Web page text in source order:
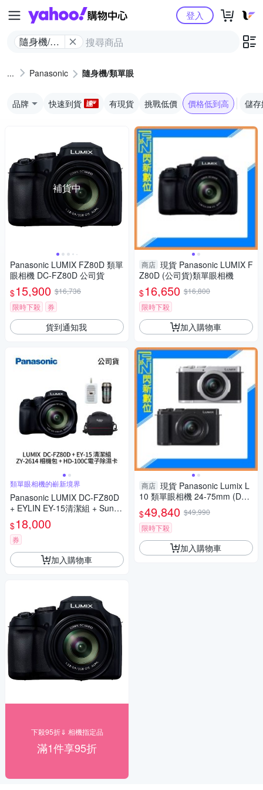
Yahoo購物中心
隨身機/類
登入
Panasonic 隨身機/類單眼
品牌 快速到貨 有現貨 挑戰低價 價格低到高 儲
補貨中
Panasonic LUMIX FZ80D 類單
眼相機 DC-FZ80D 公司貨
$15,900 $16,736
限時下殺
券
貨到通知我
類單眼相機的嶄新境界
Panasonic LUMIX DC-FZ80D
+ EYLIN EY-15清潔組 + SunLi
ght ZY-2614相機包 + EirMai 銳
瑪 HD-100C電子除濕卡 FZ80
D (公司貨)
$18,000
券
加入購物車
下殺95折⇓ 相機指定品
滿1件享95折
商店 現貨 Panasonic LUMIX F
Z80D (公司貨)類單眼相機
$16,650 $16,800
限時下殺
加入購物車
商店 現貨 Panasonic Lumix L
10 類單眼相機 24-75mm (DC-
L10,公司貨)
$49,840 $49,990
限時下殺
加入購物車